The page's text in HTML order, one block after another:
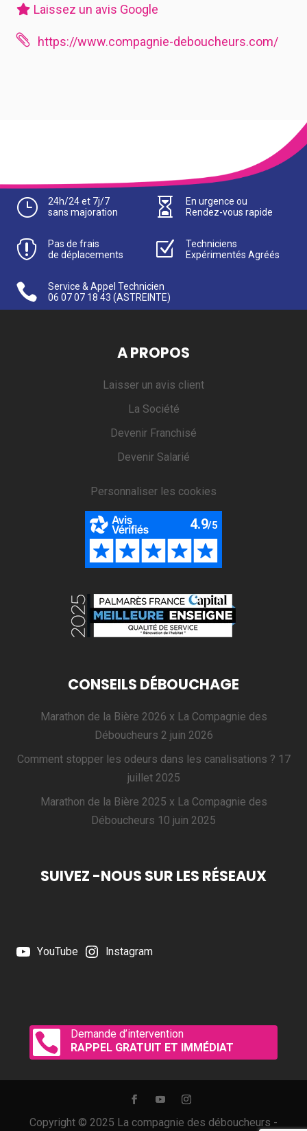
Laissez un avis Google
 https://www.compagnie-deboucheurs.com/
}
24h/24 et 7j/7
sans majoration

En urgence ou
Rendez-vous rapide

Pas de frais
de déplacements
Z
Techniciens
Expérimentés Agréés

Service & Appel Technicien
06 07 07 18 43 (ASTREINTE)
A PROPOS
Laisser un avis client
La Société
Devenir Franchisé
Devenir Salarié
Personnaliser les cookies
CONSEILS DÉBOUCHAGE
Marathon de la Bière 2026 x La Compagnie des
Déboucheurs 2 juin 2026
Comment stopper les odeurs dans les canalisations ? 17
juillet 2025
Marathon de la Bière 2025 x La Compagnie des
Déboucheurs 10 juin 2025
SUIVEZ -NOUS SUR LES RÉSEAUX
YouTube Instagram

Demande d’intervention
RAPPEL GRATUIT ET IMMÉDIAT
Copyright © 2025 La compagnie des déboucheurs -